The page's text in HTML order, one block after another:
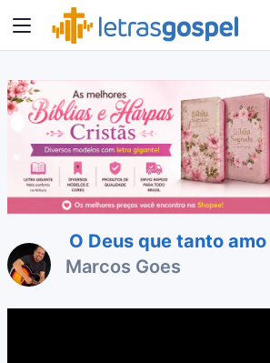
O Deus que tanto amo
Marcos Goes